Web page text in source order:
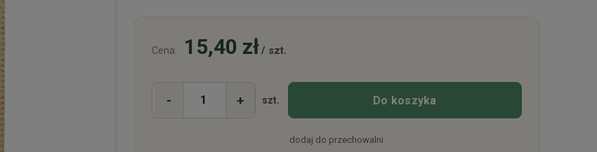
Cena: 15,40 zł/ szt.
- + szt. Do koszyka
dodaj do przechowalni